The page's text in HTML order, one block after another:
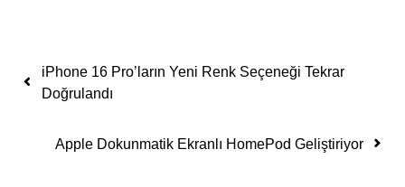
Yazı dolaşımı
iPhone 16 Pro’ların Yeni Renk Seçeneği Tekrar
Doğrulandı
Apple Dokunmatik Ekranlı HomePod Geliştiriyor